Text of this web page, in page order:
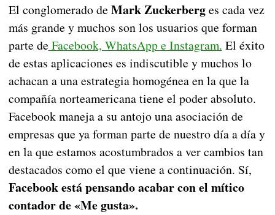
El conglomerado de Mark Zuckerberges cada vez
más grande y muchos son los usuarios que forman
parte de Facebook, WhatsApp e Instagram. El éxito
de estas aplicaciones es indiscutible y muchos lo
achacan a una estrategia homogénea en la que la
compañía norteamericana tiene el poder absoluto.
Facebook maneja a su antojo una asociación de
empresas que ya forman parte de nuestro día a día y
en la que estamos acostumbrados a ver cambios tan
destacados como el que viene a continuación. Sí,
Facebook está pensando acabar con el mítico
contador de «Me gusta».